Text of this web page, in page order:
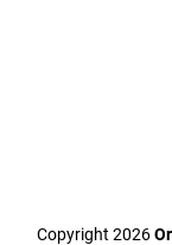
Copyright 2026